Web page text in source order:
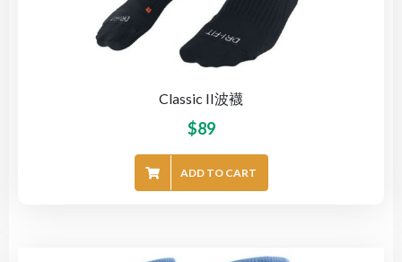
Classic II波襪
$89
ADD TO CART